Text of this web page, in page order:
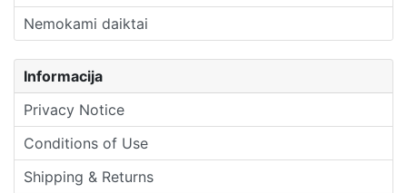
Nemokami daiktai
Informacija
Privacy Notice
Conditions of Use
Shipping & Returns